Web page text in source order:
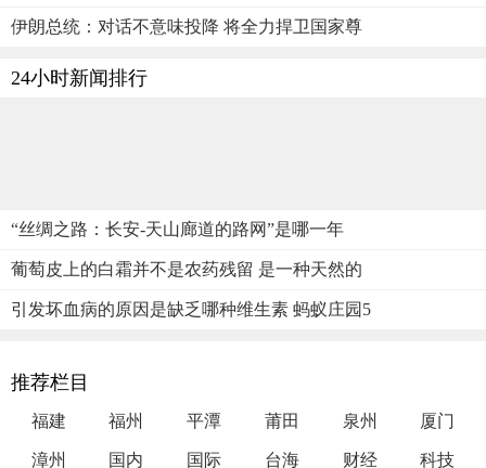
伊朗总统：对话不意味投降 将全力捍卫国家尊
24小时新闻排行
“丝绸之路：长安-天山廊道的路网”是哪一年
葡萄皮上的白霜并不是农药残留 是一种天然的
引发坏血病的原因是缺乏哪种维生素 蚂蚁庄园5
推荐栏目
福建 福州 平潭 莆田 泉州 厦门
漳州 国内 国际 台海 财经 科技